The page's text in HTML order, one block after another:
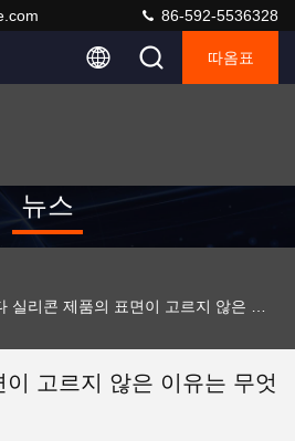
86-592-5536328
따옴표
뉴스
고르지 않은 이유는 무엇